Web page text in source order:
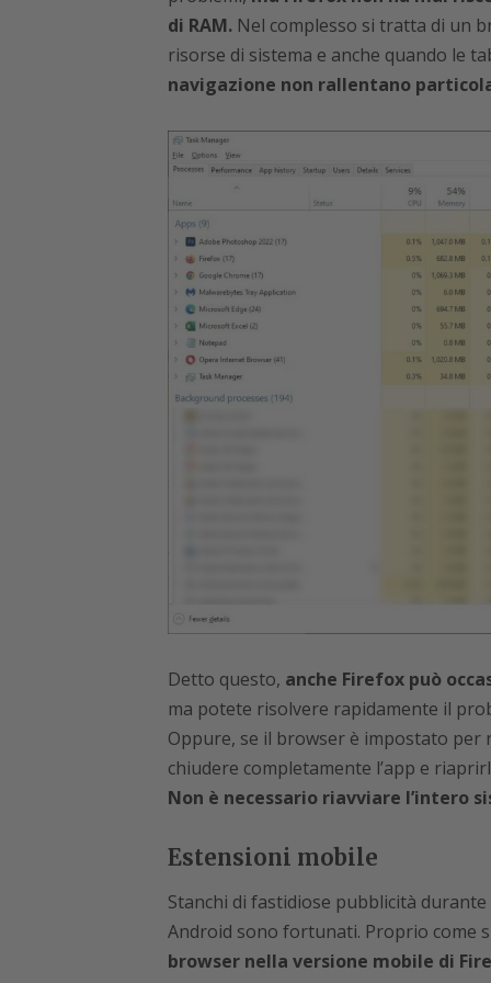
di RAM.Nel complesso si tratta di un
risorse di sistema e anche quando le
navigazione non rallentano
Detto questo, anche Firefox può
ma potete risolvere rapidamente il
Oppure, se il browser è impostato
chiudere completamente l’app e
Non è necessario riavviare l’intero
Estensioni mobile
Stanchi di fastidiose pubblicità
Android sono fortunati. Proprio come
browser nella versione mobile di